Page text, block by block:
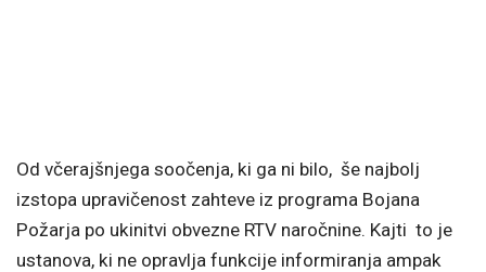
Od včerajšnjega soočenja, ki ga ni bilo, še najbolj
izstopa upravičenost zahteve iz programa Bojana
Požarja po ukinitvi obvezne RTV naročnine. Kajti to je
ustanova, ki ne opravlja funkcije informiranja ampak